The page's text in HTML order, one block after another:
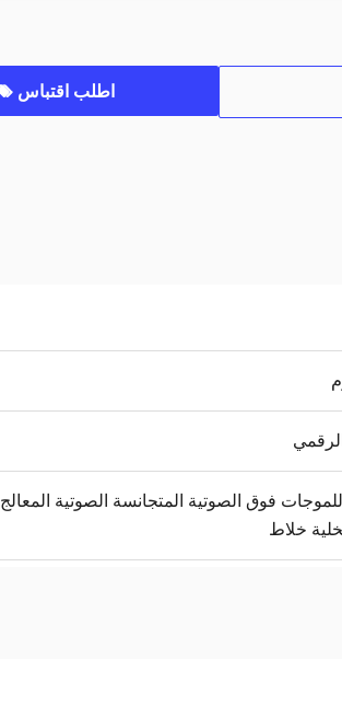
اطلب اقتباس
فوق الصوتية المتجانسة الصوتية المعالج
خلاط